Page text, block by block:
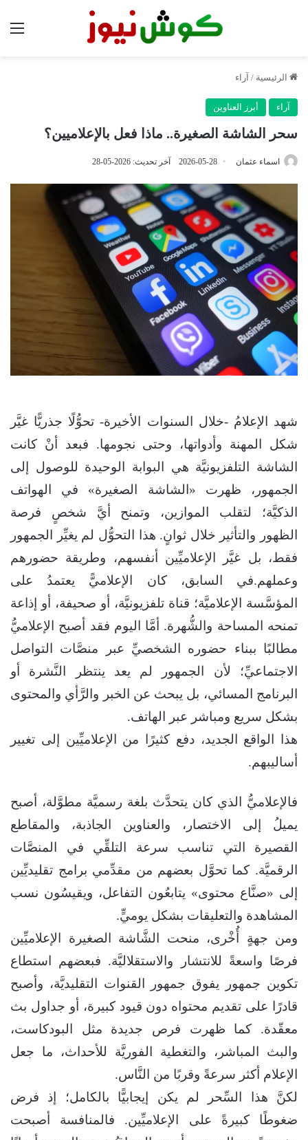
الرئيسية / آراء
آراء أبرز العناوين
سحر الشاشة الصغيرة.. ماذا فعل بالإعلاميين؟
اسماء عثمان 2026-05-28 آخر تحديث: 2026-05-28
شهد الإعلامُ -خلال السنوات الأخيرة- تحوُّلًا جذريًّا غيَّر
شكل المهنة وأدواتها، وحتى نجومها. فبعد أنْ كانت
الشاشة التلفزيونيَّة هي البوابة الوحيدة للوصول إلى
الجمهور، ظهرت «الشاشة الصغيرة» في الهواتف
الذكيَّة؛ لتقلب الموازين، وتمنح أيَّ شخصٍ فرصة
الظهور والتأثير خلال ثوانٍ. هذا التحوُّل لم يغيِّر الجمهور
فقط، بل غيَّر الإعلاميِّين أنفسهم، وطريقة حضورهم
وعملهم.في السابق، كان الإعلاميًّ يعتمدُ على
المؤسَّسة الإعلاميَّة؛ قناة تلفزيونيَّة، أو صحيفة، أو إذاعة
تمنحه المساحة والشُّهرة. أمَّا اليوم فقد أصبح الإعلاميُّ
مطالبًا ببناء حضوره الشخصيِّ عبر منصَّات التواصل
الاجتماعيِّ؛ لأن الجمهور لم يعد ينتظر النَّشرة أو
البرنامج المسائي، بل يبحث عن الخبر والرَّأي والمحتوى
بشكل سريع ومباشر عبر الهاتف.
هذا الواقع الجديد، دفع كثيرًا من الإعلاميِّين إلى تغيير
أساليبهم.
فالإعلاميُّ الذي كان يتحدَّث بلغة رسميَّة مطوَّلة، أصبح
يميلُ إلى الاختصار، والعناوين الجاذبة، والمقاطع
القصيرة التي تناسب سرعة التلقِّي في المنصَّات
الرقميَّة. كما تحوَّل بعضهم من مقدِّمي برامج تقليديِّين
إلى «صنَّاع محتوى» يتابعُون التفاعل، ويقيسُون نسب
المشاهدة والتعليقات بشكل يوميٍّ.
ومن جهةٍ أُخْرى، منحت الشَّاشة الصغيرة الإعلاميِّين
فرصًا واسعةً للانتشار والاستقلاليَّة. فبعضهم استطاع
تكوين جمهور يفوق جمهور القنوات التقليديَّة، وأصبح
قادرًا على تقديم محتواه دون قيود كبيرة، أو جداول بث
معقّدة. كما ظهرت فرص جديدة مثل البودكاست،
والبث المباشر، والتغطية الفوريَّة للأحداث، ما جعل
الإعلام أكثر سرعةً وقربًا من النَّاس.
لكنَّ هذا السِّحر لم يكن إيجابيًّا بالكامل؛ إذ فرض
ضغوطًا كبيرةً على الإعلاميِّين. فالمنافسة أصبحت